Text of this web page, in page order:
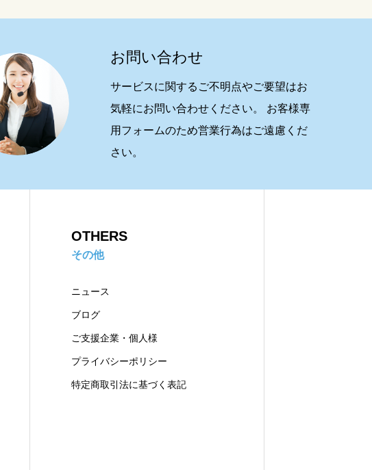
お問い合わせ
サービスに関するご不明点やご要望はお
気軽にお問い合わせください。 お客様専
用フォームのため営業行為はご遠慮くだ
さい。
OTHERS
その他
ニュース
ブログ
ご支援企業・個人様
プライバシーポリシー
特定商取引法に基づく表記